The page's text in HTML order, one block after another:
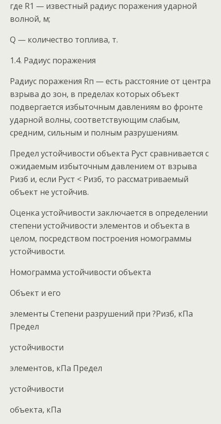
где R1 — известный радиус поражения ударной
волной, м;
Q — количество топлива, т.
1.4. Радиус поражения
Радиус поражения Rп — есть расстояние от центра
взрыва до зон, в пределах которых объект
подвергается избыточным давлениям во фронте
ударной волны, соответствующим слабым,
средним, сильным и полным разрушениям.
Предел устойчивости объекта Руст сравнивается с
ожидаемым избыточным давлением от взрыва
Ризб и, если Руст < Ризб, то рассматриваемый
объект не устойчив.
Оценка устойчивости заключается в определении
степени устойчивости элементов и объекта в
целом, посредством построения номограммы
устойчивости.
Номограмма устойчивости объекта
Объект и его
элементы Степени разрушений при ?Ризб, кПа
Предел
устойчивости
элементов, кПа Предел
устойчивости
объекта, кПа